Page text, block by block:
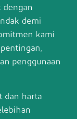
dengan
demi
kami
penggunaan
dan harta